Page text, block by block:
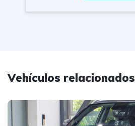
Vehículos relacionados